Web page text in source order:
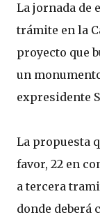
La jornada de
trámite en la
proyecto que
un
expresidente
La propuesta
favor, 22 en
a tercera
donde